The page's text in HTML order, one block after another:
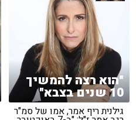
"הוא רצה להמשיך
10 שנים בצבא"
גילנית ריף אמר, אמו של סמ"ר